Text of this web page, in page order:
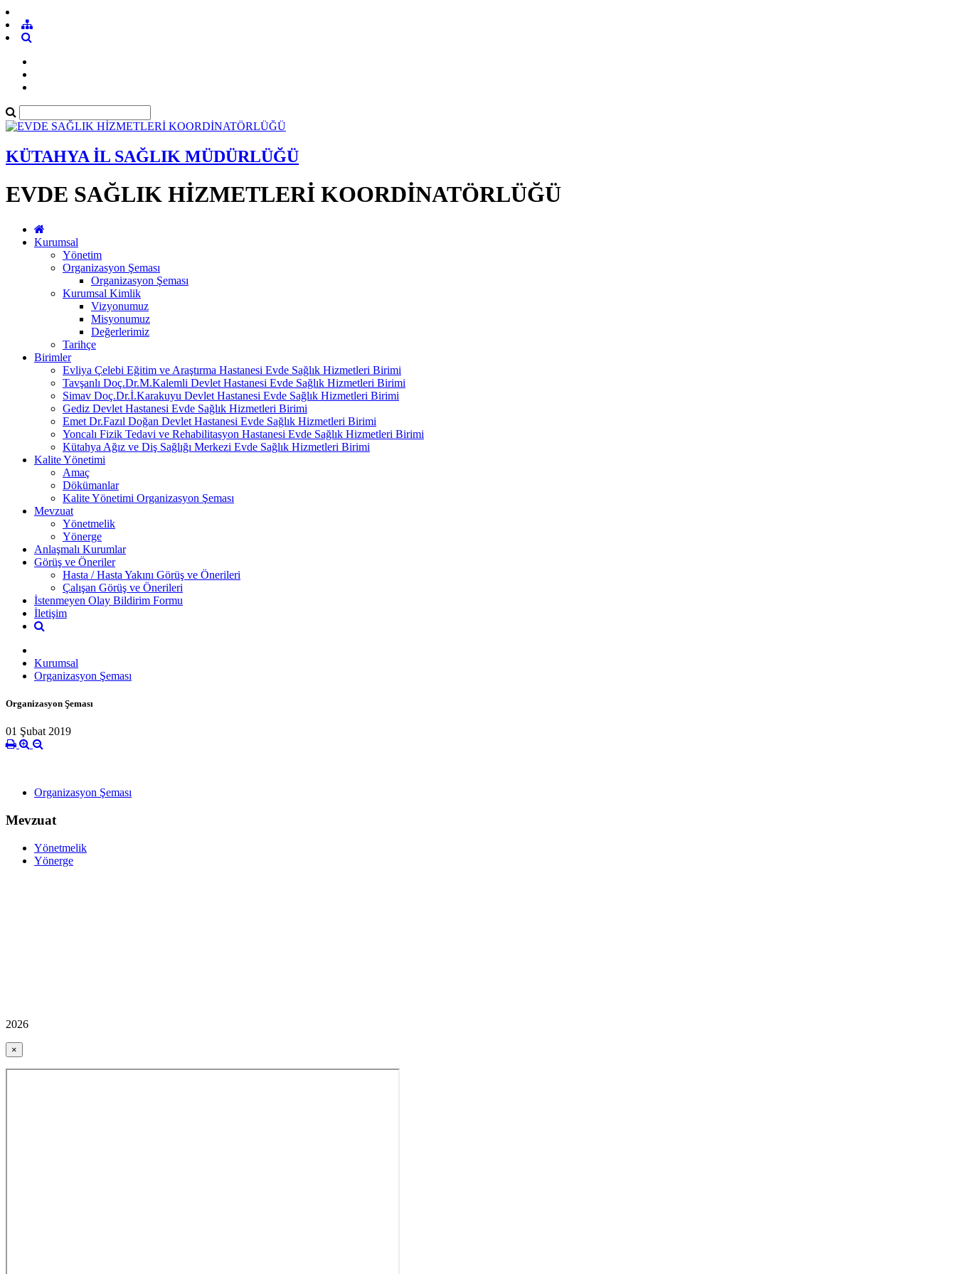
KÜTAHYA İL SAĞLIK MÜDÜRLÜĞÜ
EVDE SAĞLIK HİZMETLERİ KOORDİNATÖRLÜĞÜ
Kurumsal
Yönetim
Organizasyon Şeması
Organizasyon Şeması
Kurumsal Kimlik
Vizyonumuz
Misyonumuz
Değerlerimiz
Tarihçe
Birimler
Evliya Çelebi Eğitim ve Araştırma Hastanesi Evde Sağlık Hizmetleri Birimi
Tavşanlı Doç.Dr.M.Kalemli Devlet Hastanesi Evde Sağlık Hizmetleri Birimi
Simav Doç.Dr.İ.Karakuyu Devlet Hastanesi Evde Sağlık Hizmetleri Birimi
Gediz Devlet Hastanesi Evde Sağlık Hizmetleri Birimi
Emet Dr.Fazıl Doğan Devlet Hastanesi Evde Sağlık Hizmetleri Birimi
Yoncalı Fizik Tedavi ve Rehabilitasyon Hastanesi Evde Sağlık Hizmetleri Birimi
Kütahya Ağız ve Diş Sağlığı Merkezi Evde Sağlık Hizmetleri Birimi
Kalite Yönetimi
Amaç
Dökümanlar
Kalite Yönetimi Organizasyon Şeması
Mevzuat
Yönetmelik
Yönerge
Anlaşmalı Kurumlar
Görüş ve Öneriler
Hasta / Hasta Yakını Görüş ve Önerileri
Çalışan Görüş ve Önerileri
İstenmeyen Olay Bildirim Formu
İletişim
Kurumsal
Organizasyon Şeması
Organizasyon Şeması
01 Şubat 2019
Organizasyon Şeması
Mevzuat
Yönetmelik
Yönerge
2026
×